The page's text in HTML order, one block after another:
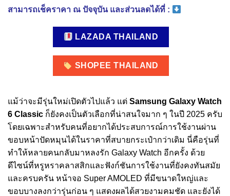
สามารถเช็คราคา ณ ปัจจุบัน และส่วนลดได้ที่ :
LAZADA THAILAND
SHOPEE THAILAND
แม้ว่าจะมีรุ่นใหม่เปิดตัวไปแล้ว แต่ Samsung Galaxy Watch
6 Classic ก็ยังคงเป็นตัวเลือกที่น่าสนใจมาก ๆ ในปี 2025 ครับ
โดยเฉพาะสำหรับคนที่อยากได้ประสบการณ์การใช้งานผ่าน
ขอบหน้าปัดหมุนได้ในราคาที่สบายกระเป๋ากว่าเดิม นี่คือรุ่นที่
ทำให้หลายคนกลับมาหลงรัก Galaxy Watch อีกครั้ง ด้วย
ดีไซน์ที่หรูหราคลาสสิกและฟังก์ชันการใช้งานที่ยังคงทันสมัย
และครบครัน หน้าจอ Super AMOLED ที่มีขนาดใหญ่และ
ขอบบางลงกว่ารุ่นก่อน ๆ แสดงผลได้สวยงามคมชัด และยังได้